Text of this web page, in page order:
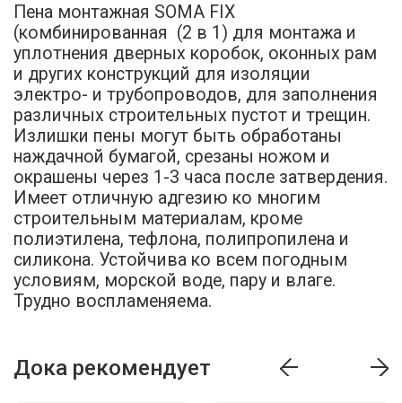
Пена монтажная SOMA FIX
(комбинированная (2 в 1) для монтажа и
уплотнения дверных коробок, оконных рам
и других конструкций для изоляции
электро- и трубопроводов, для заполнения
различных строительных пустот и трещин.
Излишки пены могут быть обработаны
наждачной бумагой, срезаны ножом и
окрашены через 1-3 часа после затвердения.
Имеет отличную адгезию ко многим
строительным материалам, кроме
полиэтилена, тефлона, полипропилена и
силикона. Устойчива ко всем погодным
условиям, морской воде, пару и влаге.
Трудно воспламеняема.
Дока рекомендует